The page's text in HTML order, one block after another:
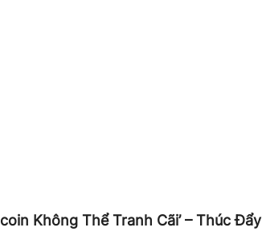
Không Thể Tranh Cãi’ – Thúc Đẩy